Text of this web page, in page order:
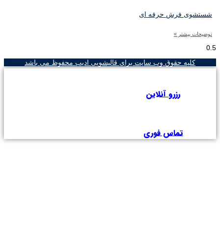
فرش حرفه‌ ای
بیشتر »
کلیه حقوق وب سایت برای قالیشویی ادیب محفوظ می باشد
رزرو آنلاین
تماس فوری